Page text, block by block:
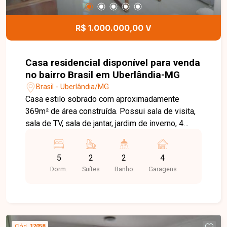
R$ 1.000.000,00 V
Casa residencial disponível para venda
no bairro Brasil em Uberlândia-MG
Brasil - Uberlândia/MG
Casa estilo sobrado com aproximadamente
369m² de área construída. Possui sala de visita,
sala de TV, sala de jantar, jardim de inverno, 4
social, cozinha com armários, varanda, área de
serviço com banheiro, despensa, quarto de
empregada e 4 vagas de garagem.
5
Dorm.
2
Suítes
2
Banho
4
Garagens